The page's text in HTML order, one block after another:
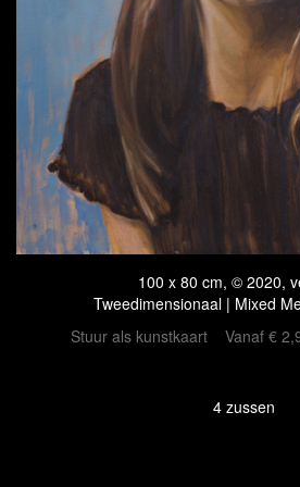
100 x 80 cm, © 2020,
Tweedimensionaal | Mixed
Stuur als kunstkaart Vanaf €
4 zussen